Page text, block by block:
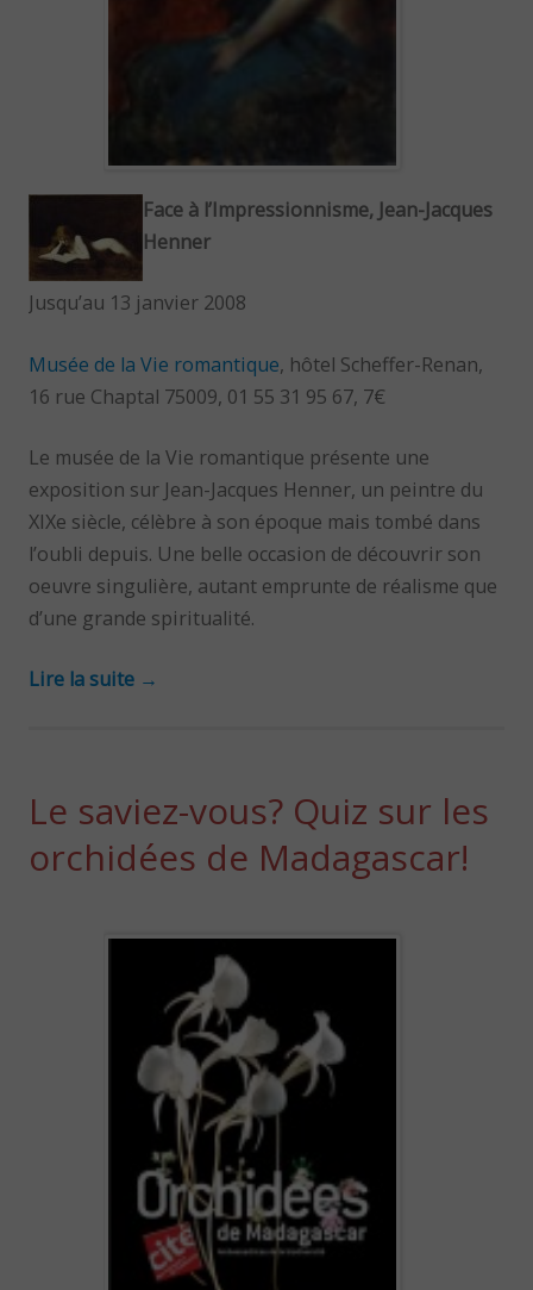
Face à l’Impressionnisme, Jean-Jacques
Henner
Jusqu’au 13 janvier 2008
Musée de la Vie romantique, hôtel Scheffer-Renan,
16 rue Chaptal 75009, 01 55 31 95 67, 7€
Le musée de la Vie romantique présente une
exposition sur Jean-Jacques Henner, un peintre du
XIXe siècle, célèbre à son époque mais tombé dans
l’oubli depuis. Une belle occasion de découvrir son
oeuvre singulière, autant emprunte de réalisme que
d’une grande spiritualité.
Lire la suite →
Le saviez-vous? Quiz sur les
orchidées de Madagascar!